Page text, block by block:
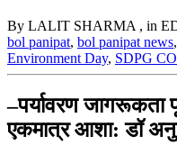
By LALIT SHARMA , in
bol panipat, bol panipat news,
Environment Day, SDPG
–पर्यावरण जागरूकता
एकमात्र आशा: डॉ